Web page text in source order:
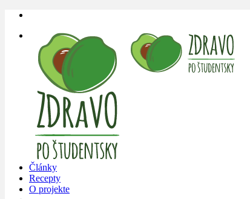
Články
Recepty
O projekte